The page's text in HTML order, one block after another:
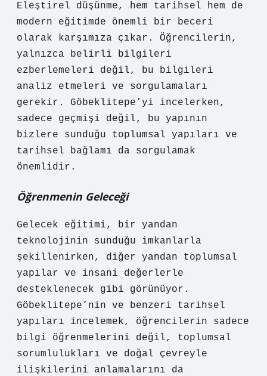
Eleştirel düşünme, hem tarihsel hem de
modern eğitimde önemli bir beceri
olarak karşımıza çıkar. Öğrencilerin,
yalnızca belirli bilgileri
ezberlemeleri değil, bu bilgileri
analiz etmeleri ve sorgulamaları
gerekir. Göbeklitepe’yi incelerken,
sadece geçmişi değil, bu yapının
bizlere sunduğu toplumsal yapıları ve
tarihsel bağlamı da sorgulamak
önemlidir.
Öğrenmenin Geleceği
Gelecek eğitimi, bir yandan
teknolojinin sunduğu imkanlarla
şekillenirken, diğer yandan toplumsal
yapılar ve insani değerlerle
desteklenecek gibi görünüyor.
Göbeklitepe’nin ve benzeri tarihsel
yapıları incelemek, öğrencilerin sadece
bilgi öğrenmelerini değil, toplumsal
sorumlulukları ve doğal çevreyle
ilişkilerini anlamalarını da